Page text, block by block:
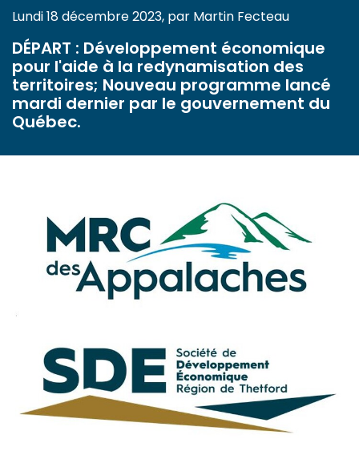
Lundi 18 décembre 2023, par Martin Fecteau
DÉPART : Développement économique
pour l'aide à la redynamisation des
territoires; Nouveau programme lancé
mardi dernier par le gouvernement du
Québec.